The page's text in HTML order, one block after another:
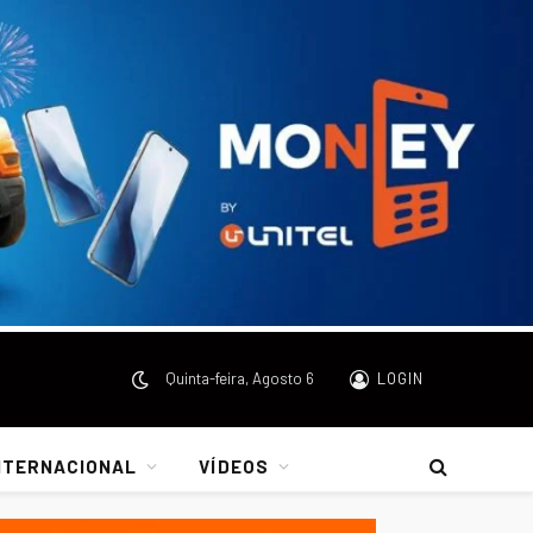
Quinta-feira, Agosto 6 LOGIN
VÍDEOS